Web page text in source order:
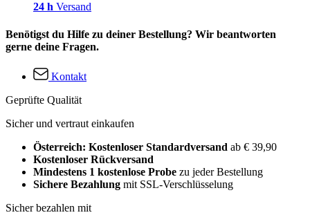
24 h Versand
Benötigst du Hilfe zu deiner Bestellung? Wir beantworten
gerne deine Fragen.
Kontakt
Geprüfte Qualität
Sicher und vertraut einkaufen
Österreich: Kostenloser Standardversand ab € 39,90
Kostenloser Rückversand
Mindestens 1 kostenlose Probe zu jeder Bestellung
Sichere Bezahlung mit SSL-Verschlüsselung
Sicher bezahlen mit